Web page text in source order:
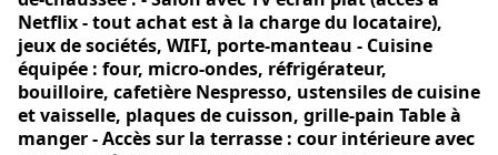
Netflix - tout achat est à la charge du locataire),
jeux de sociétés, WIFI, porte-manteau - Cuisine
équipée : four, micro-ondes, réfrigérateur,
bouilloire, cafetière Nespresso, ustensiles de cuisine
et vaisselle, plaques de cuisson, grille-pain Table à
manger - Accès sur la terrasse : cour intérieure avec